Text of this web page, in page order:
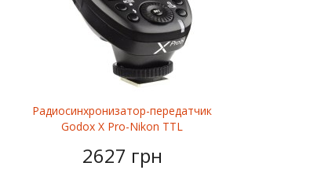
Радиосинхронизатор-передатчик
Godox X Pro-Nikon TTL
2627 грн